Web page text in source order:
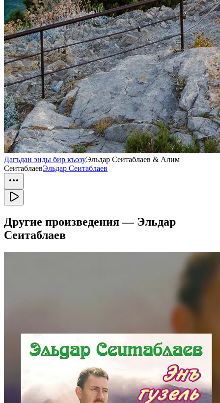
Дагъдан энды бир къозуЭльдар Сеитаблаев & Алим
СеитаблаевЭльдар Сеитаблаев
Другие произведения — Эльдар
Сеитаблаев